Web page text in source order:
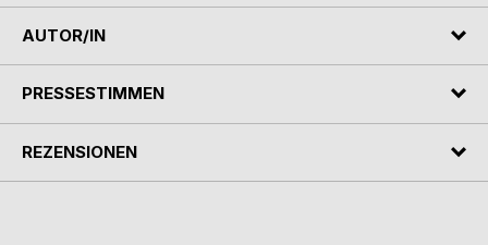
AUTOR/IN
PRESSESTIMMEN
REZENSIONEN